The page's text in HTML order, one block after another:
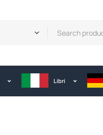
Libri